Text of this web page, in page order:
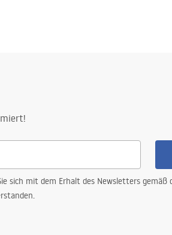
sich mit dem Erhalt des Newsletters gemäß